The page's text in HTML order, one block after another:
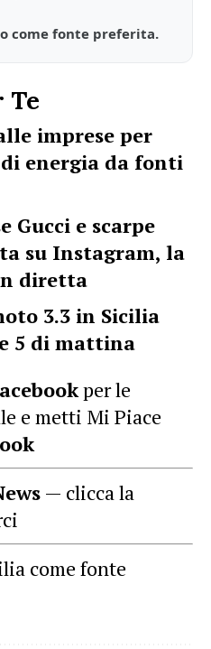
come fonte preferita.
Te
imprese per
energia da fonti
Gucci e scarpe
su Instagram, la
diretta
3.3 in Sicilia
5 di mattina
per le
e metti Mi Piace
— clicca la
come fonte